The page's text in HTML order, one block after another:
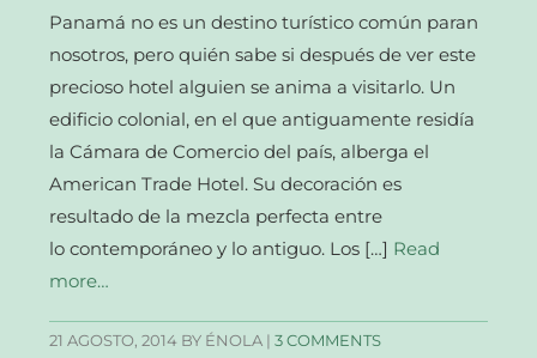
Panamá no es un destino turístico común paran
nosotros, pero quién sabe si después de ver este
precioso hotel alguien se anima a visitarlo. Un
edificio colonial, en el que antiguamente residía
la Cámara de Comercio del país, alberga el
American Trade Hotel. Su decoración es
resultado de la mezcla perfecta entre
lo contemporáneo y lo antiguo. Los […] Read
more…
21 AGOSTO, 2014 BY ÉNOLA |3 COMMENTS